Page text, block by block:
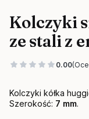
Kolczyki
ze stali z
0.00
Kolczyki kółka
Szerokość: 7 mm.